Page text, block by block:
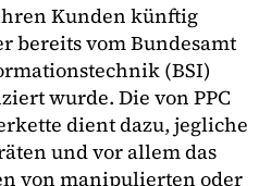
Kunden künftig
bereits vom Bundesamt
(BSI)
wurde. Die von PPC
dient dazu, jegliche
und vor allem das
von manipulierten oder